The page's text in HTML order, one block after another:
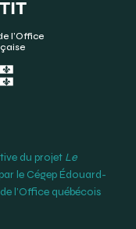
l’Office
du projet Le
le Cégep Édouard-
l’Office québécois